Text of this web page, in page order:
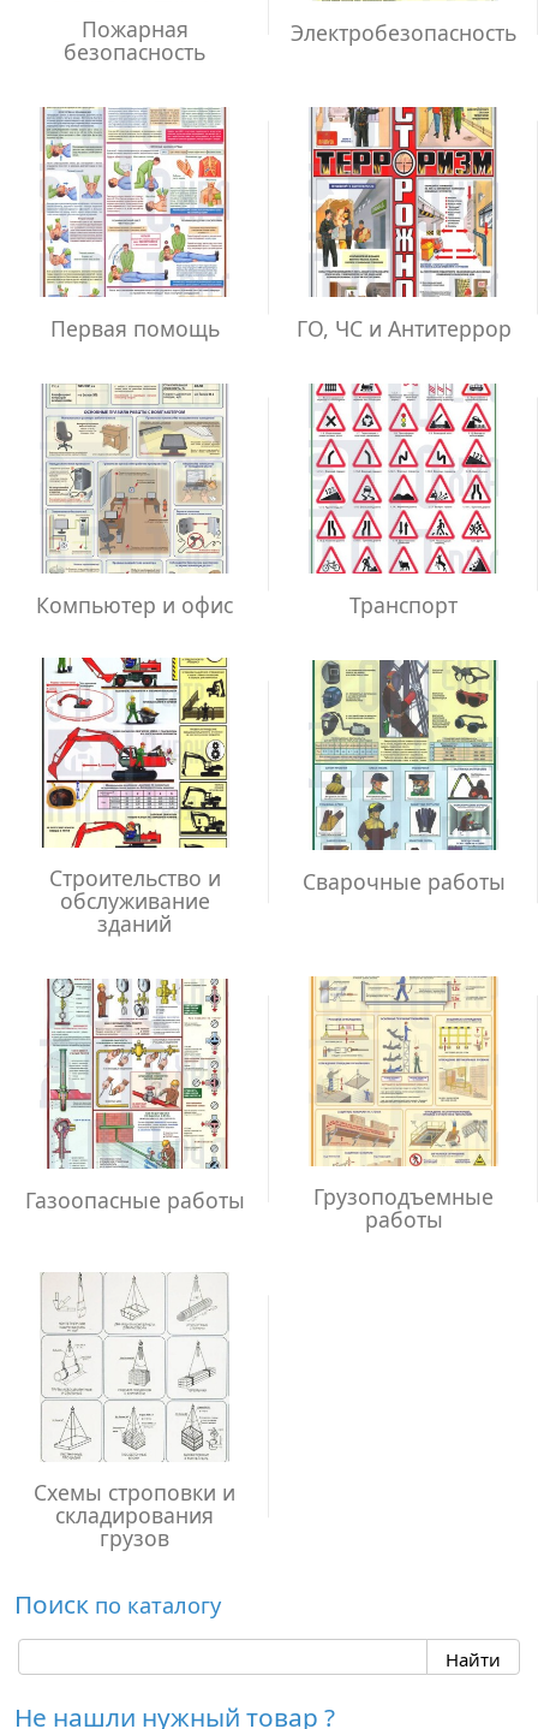
Пожарная
безопасность
Электробезопасность
Первая помощь ГО, ЧС и Антитеррор
Компьютер и офис Транспорт
Строительство и
обслуживание
зданий
Сварочные работы
Газоопасные работы Грузоподъемные
работы
Схемы строповки и
складирования
грузов
Поиск по каталогу
Не нашли нужный товар ?